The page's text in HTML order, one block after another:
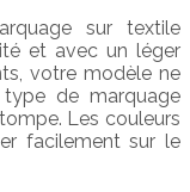
sur textile
et avec un léger
votre modèle ne
de marquage
Les couleurs
facilement sur le